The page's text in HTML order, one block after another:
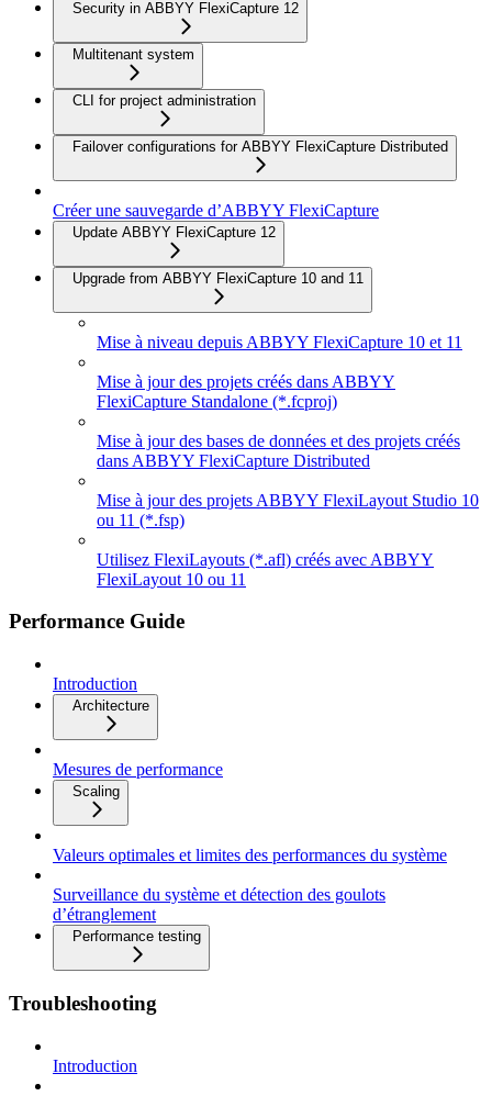
Security in ABBYY FlexiCapture 12
Multitenant system
CLI for project administration
Failover configurations for ABBYY FlexiCapture Distributed
Créer une sauvegarde d’ABBYY FlexiCapture
Update ABBYY FlexiCapture 12
Upgrade from ABBYY FlexiCapture 10 and 11
Mise à niveau depuis ABBYY FlexiCapture 10 et 11
Mise à jour des projets créés dans ABBYY
FlexiCapture Standalone (*.fcproj)
Mise à jour des bases de données et des projets créés
dans ABBYY FlexiCapture Distributed
Mise à jour des projets ABBYY FlexiLayout Studio 10
ou 11 (*.fsp)
Utilisez FlexiLayouts (*.afl) créés avec ABBYY
FlexiLayout 10 ou 11
Performance Guide
Introduction
Architecture
Mesures de performance
Scaling
Valeurs optimales et limites des performances du système
Surveillance du système et détection des goulots
d’étranglement
Performance testing
Troubleshooting
Introduction